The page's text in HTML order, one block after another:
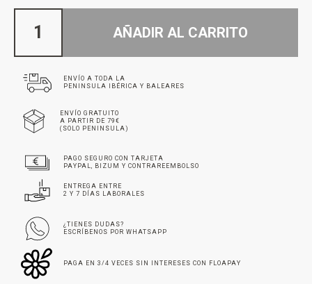
AÑADIR AL CARRITO
ENVÍO A TODA LA
PENINSULA IBÉRICA Y BALEARES
ENVÍO GRATUITO
A PARTIR DE 79€
(SOLO PENINSULA)
PAGO SEGURO CON TARJETA
PAYPAL, BIZUM Y CONTRAREEMBOLSO
ENTREGA ENTRE
2 Y 7 DÍAS LABORALES
¿TIENES DUDAS?
ESCRÍBENOS POR WHATSAPP
PAGA EN 3/4 VECES SIN INTERESES CON FLOAPAY